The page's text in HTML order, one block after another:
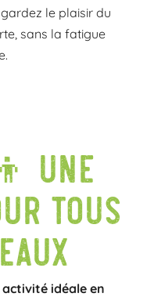
le plaisir du
sans la fatigue
Une
tous
activité idéale en